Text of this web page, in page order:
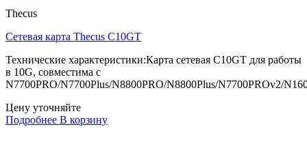
Thecus
Сетевая карта Thecus C10GT
Технические характеристики:Карта сетевая C10GT для работы
в 10G, совместима с
N7700PRO/N7700Plus/N8800PRO/N8800Plus/N7700PROv2/
Цену уточняйте
Подробнее В корзину